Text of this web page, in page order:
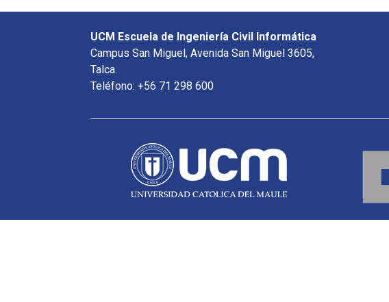
UCM Escuela de Ingeniería Civil Informática
Campus San Miguel, Avenida San Miguel 3605,
Talca.
Teléfono: +56 71 298 600